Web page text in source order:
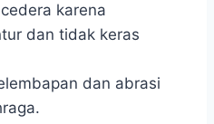
karena
dan tidak keras
dan abrasi